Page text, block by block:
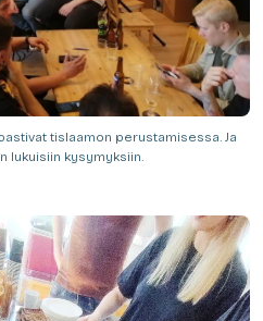
tislaamon perustamisessa. Ja
lukuisiin kysymyksiin.